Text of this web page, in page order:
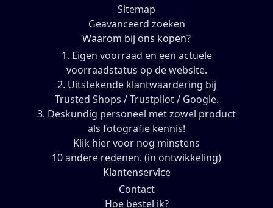
Sitemap
Geavanceerd zoeken
Waarom bij ons kopen?
1. Eigen voorraad en een actuele
voorraadstatus op de website.
2. Uitstekende klantwaardering bij
Trusted Shops / Trustpilot / Google.
3. Deskundig personeel met zowel product
als fotografie kennis!
Klik hier voor nog minstens
10 andere redenen. (in ontwikkeling)
Klantenservice
Contact
Hoe bestel ik?